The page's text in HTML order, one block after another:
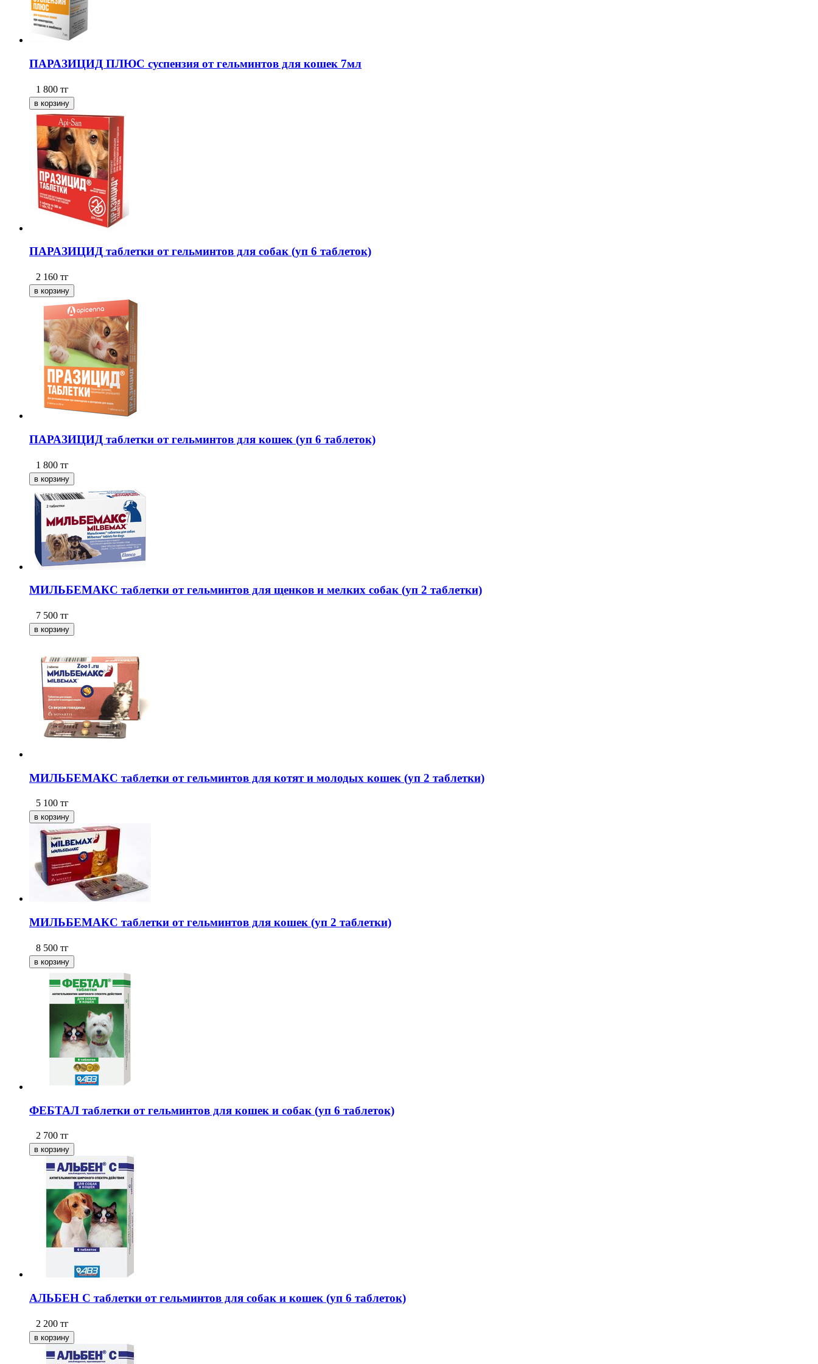
ПАРАЗИЦИД ПЛЮС суспензия от гельминтов для кошек 7мл
1 800 тг
ПАРАЗИЦИД таблетки от гельминтов для собак (уп 6 таблеток)
2 160 тг
ПАРАЗИЦИД таблетки от гельминтов для кошек (уп 6 таблеток)
1 800 тг
МИЛЬБЕМАКС таблетки от гельминтов для щенков и мелких собак (уп 2 таблетки)
7 500 тг
МИЛЬБЕМАКС таблетки от гельминтов для котят и молодых кошек (уп 2 таблетки)
5 100 тг
МИЛЬБЕМАКС таблетки от гельминтов для кошек (уп 2 таблетки)
8 500 тг
ФЕБТАЛ таблетки от гельминтов для кошек и собак (уп 6 таблеток)
2 700 тг
АЛЬБЕН С таблетки от гельминтов для собак и кошек (уп 6 таблеток)
2 200 тг